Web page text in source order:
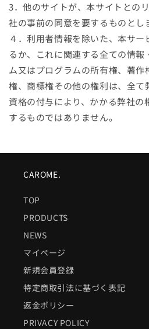
3．他のサイトが、本サイトとの
社の事前の同意を要するものとし
４．利用者情報を除いた、本サ
るか、これに関連する全ての情
ム又はプログラムの所有権、著作
権、商標権その他の権利は、全て
資格の付与により、かかる弊社の
するものではありません。
CAROME.
TOP
PRODUCTS
NEWS
マイページ
新規会員登録
特定商取引法に基づく表記
返金ポリシー
PRIVACY POLICY